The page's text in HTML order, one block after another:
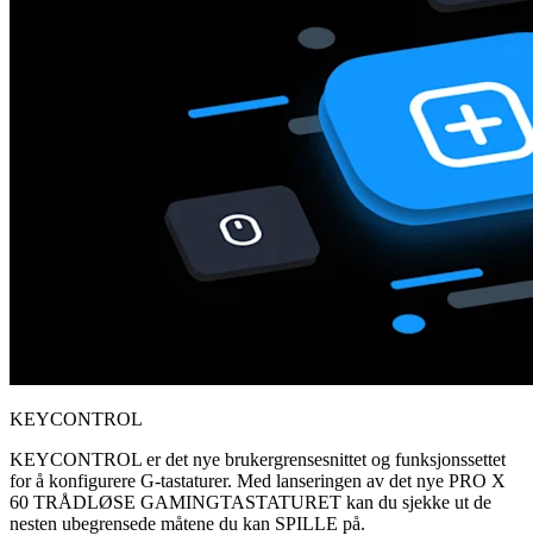
KEYCONTROL
KEYCONTROL er det nye brukergrensesnittet og funksjonssettet
for å konfigurere G-tastaturer. Med lanseringen av det nye PRO X
60 TRÅDLØSE GAMINGTASTATURET kan du sjekke ut de
nesten ubegrensede måtene du kan SPILLE på.